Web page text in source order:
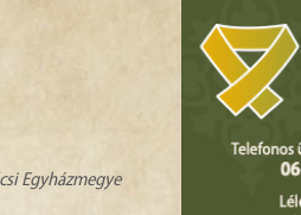
Egyházmegye